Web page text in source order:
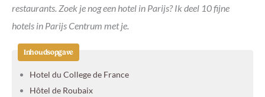
restaurants. Zoek je nog een hotel in Parijs? Ik deel 10 fijne
hotels in Parijs Centrum met je.
Inhoudsopgave
Hotel du College de France
Hôtel de Roubaix